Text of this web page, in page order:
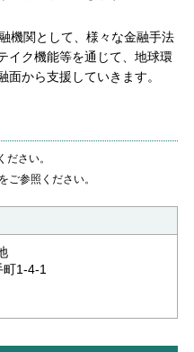
機関として、様々な金融手法
イク機能等を通じて、地球環
から支援していきます。
ださい。
をご参照ください。
1-4-1